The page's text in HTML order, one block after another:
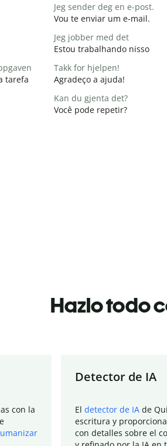
Jeg sender deg en e-post.
Vou te enviar um e-mail.
Jeg jobber med det
Estou trabalhando nisso
tarefa
Takk for hjelpen!
Agradeço a ajuda!
Kan du gjenta det?
Você pode repetir?
Hazlo todo
con la
Detector de IA
El detector de IA de
escritura y
con detalles sobre el